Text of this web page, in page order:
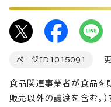
ページID 1015091 更
食品関連事業者が食品を
販売以外の譲渡を含む。